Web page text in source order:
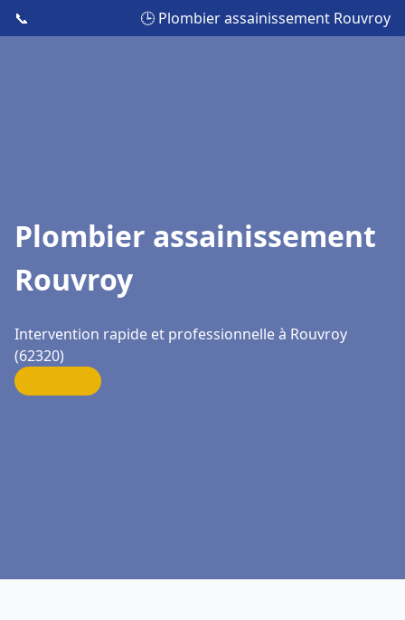
📞 🕒 Plombier assainissement Rouvroy
Plombier assainissement
Rouvroy
Intervention rapide et professionnelle à Rouvroy
(62320)